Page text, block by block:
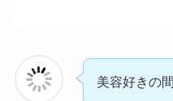
美容好きの